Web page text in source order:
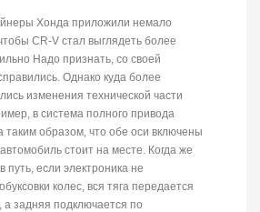
Хонда приложили немало
CR-V стал выглядеть более
Надо признать, со своей
Однако куда более
изменения технической части
в система полного привода
таким образом, что обе оси включены
стоит на месте. Когда же
путь, если электроника не
колес, вся тяга передается
задняя подключается по